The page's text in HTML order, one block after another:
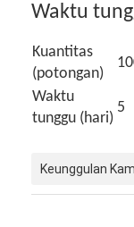
Jam tangan
Jam Tangan
Waktu
Kuantitas
(potongan)
Waktu
tunggu (hari)
5
Keunggulan